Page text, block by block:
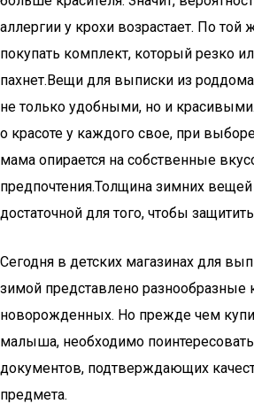
аллергии у крохи возрастает. По той
покупать комплект, который резко
пахнет.Вещи для выписки из
не только удобными, но и
о красоте у каждого свое, при
мама опирается на собственные
предпочтения.Толщина зимних
достаточной для того, чтобы
Сегодня в детских магазинах для
зимой представлено разнообразные
новорожденных. Но прежде чем
малыша, необходимо
документов, подтверждающих
предмета.